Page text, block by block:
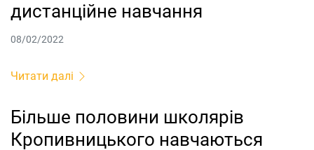
дистанційне навчання
08/02/2022
Читати далі
Більше половини школярів
Кропивницького навчаються